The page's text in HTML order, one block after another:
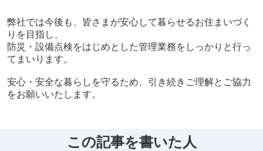
弊社では今後も、皆さまが安心して暮らせるお住まいづく
りを目指し、
防災・設備点検をはじめとした管理業務をしっかりと行っ
てまいります。
安心・安全な暮らしを守るため、引き続きご理解とご協力
をお願いいたします。
この記事を書いた人